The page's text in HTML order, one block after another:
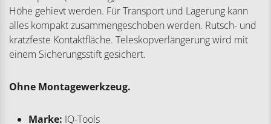
Höhe gehievt werden. Für Transport und Lagerung kann
alles kompakt zusammengeschoben werden. Rutsch- und
kratzfeste Kontaktfläche. Teleskopverlängerung wird mit
einem Sicherungsstift gesichert.
Ohne Montagewerkzeug.
Marke: IQ-Tools